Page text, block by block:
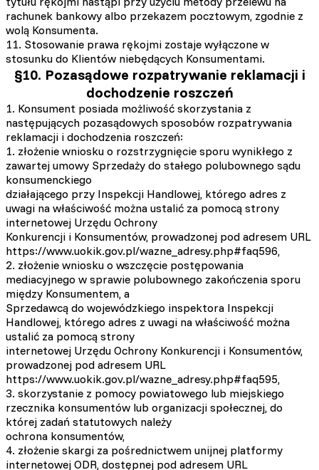
rachunek bankowy albo przekazem pocztowym, zgodnie z
wolą Konsumenta.
11. Stosowanie prawa rękojmi zostaje wyłączone w
stosunku do Klientów niebędących Konsumentami.
§10. Pozasądowe rozpatrywanie reklamacji i
dochodzenie roszczeń
1. Konsument posiada możliwość skorzystania z
następujących pozasądowych sposobów rozpatrywania
reklamacji i dochodzenia roszczeń:
1. złożenie wniosku o rozstrzygnięcie sporu wynikłego z
zawartej umowy Sprzedaży do stałego polubownego sądu
konsumenckiego
działającego przy Inspekcji Handlowej, którego adres z
uwagi na właściwość można ustalić za pomocą strony
internetowej Urzędu Ochrony
Konkurencji i Konsumentów, prowadzonej pod adresem URL
https://www.uokik.gov.pl/wazne_adresy.php#faq596,
2. złożenie wniosku o wszczęcie postępowania
mediacyjnego w sprawie polubownego zakończenia sporu
między Konsumentem, a
Sprzedawcą do wojewódzkiego inspektora Inspekcji
Handlowej, którego adres z uwagi na właściwość można
ustalić za pomocą strony
internetowej Urzędu Ochrony Konkurencji i Konsumentów,
prowadzonej pod adresem URL
https://www.uokik.gov.pl/wazne_adresy.php#faq595,
3. skorzystanie z pomocy powiatowego lub miejskiego
rzecznika konsumentów lub organizacji społecznej, do
której zadań statutowych należy
ochrona konsumentów,
4. złożenie skargi za pośrednictwem unijnej platformy
internetowej ODR, dostępnej pod adresem URL